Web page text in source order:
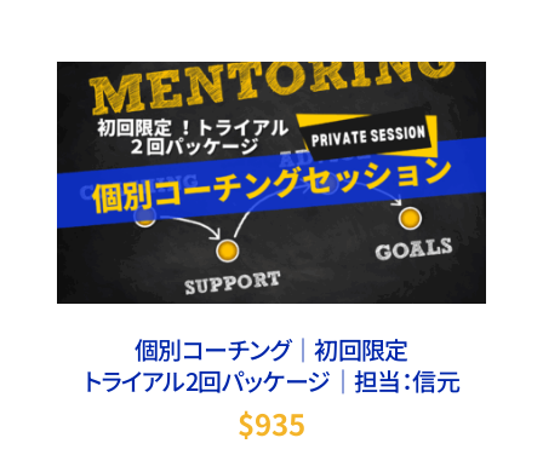
お買い物カゴに追加 / 詳細
個別コーチング｜初回限定
トライアル2回パッケージ｜担当：信元
$935